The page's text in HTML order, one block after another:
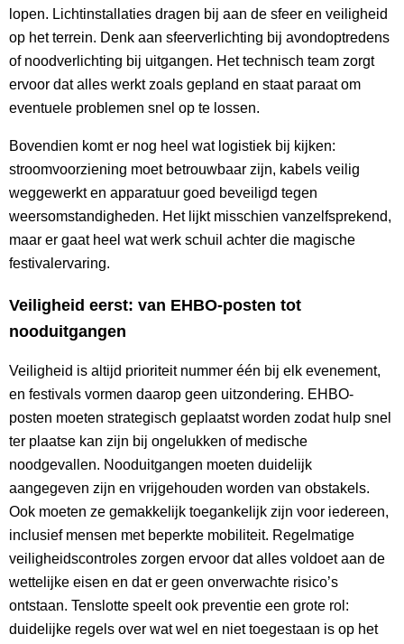
lopen. Lichtinstallaties dragen bij aan de sfeer en veiligheid
op het terrein. Denk aan sfeerverlichting bij avondoptredens
of noodverlichting bij uitgangen. Het technisch team zorgt
ervoor dat alles werkt zoals gepland en staat paraat om
eventuele problemen snel op te lossen.
Bovendien komt er nog heel wat logistiek bij kijken:
stroomvoorziening moet betrouwbaar zijn, kabels veilig
weggewerkt en apparatuur goed beveiligd tegen
weersomstandigheden. Het lijkt misschien vanzelfsprekend,
maar er gaat heel wat werk schuil achter die magische
festivalervaring.
Veiligheid eerst: van EHBO-posten tot
nooduitgangen
Veiligheid is altijd prioriteit nummer één bij elk evenement,
en festivals vormen daarop geen uitzondering. EHBO-
posten moeten strategisch geplaatst worden zodat hulp snel
ter plaatse kan zijn bij ongelukken of medische
noodgevallen. Nooduitgangen moeten duidelijk
aangegeven zijn en vrijgehouden worden van obstakels.
Ook moeten ze gemakkelijk toegankelijk zijn voor iedereen,
inclusief mensen met beperkte mobiliteit. Regelmatige
veiligheidscontroles zorgen ervoor dat alles voldoet aan de
wettelijke eisen en dat er geen onverwachte risico’s
ontstaan. Tenslotte speelt ook preventie een grote rol:
duidelijke regels over wat wel en niet toegestaan is op het